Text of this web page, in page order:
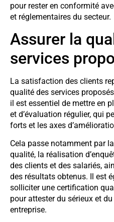
pour rester en conformité
et réglementaires du secteur.
Assurer la
services
La satisfaction des clients
qualité des services
il est essentiel de mettre en
et d’évaluation régulier, qui
forts et les axes
Cela passe notamment par
qualité, la réalisation
des clients et des salariés,
des résultats obtenus. Il est
solliciter une certification
pour attester du sérieux et
entreprise.